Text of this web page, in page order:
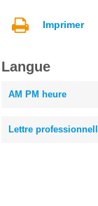
Imprimer
Langue
AM PM heure
Lettre